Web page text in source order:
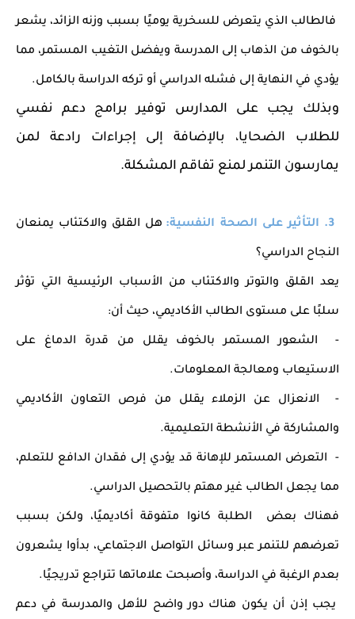
فالطالب الذي يتعرض للسخرية يوميًا بسبب وزنه الزائد، يشعر
بالخوف من الذهاب إلى المدرسة ويفضل التغيب المستمر، مما
يؤدي في النهاية إلى فشله الدراسي أو تركه الدراسة بالكامل.
وبذلك يجب على المدارس توفير برامج دعم نفسي
للطلاب الضحايا، بالإضافة إلى إجراءات رادعة لمن
يمارسون التنمر لمنع تفاقم المشكلة.
3. التأثير على الصحة النفسية: هل القلق والاكتئاب يمنعان
النجاح الدراسي؟
يعد القلق والتوتر والاكتئاب من الأسباب الرئيسية التي تؤثر
سلبًا على مستوى الطالب الأكاديمي، حيث أن:
- الشعور المستمر بالخوف يقلل من قدرة الدماغ على
الاستيعاب ومعالجة المعلومات.
- الانعزال عن الزملاء يقلل من فرص التعاون الأكاديمي
والمشاركة في الأنشطة التعليمية.
- التعرض المستمر للإهانة قد يؤدي إلى فقدان الدافع للتعلم،
مما يجعل الطالب غير مهتم بالتحصيل الدراسي.
فهناك بعض الطلبة كانوا متفوقة أكاديميًا، ولكن بسبب
تعرضهم للتنمر عبر وسائل التواصل الاجتماعي، بدأوا يشعرون
بعدم الرغبة في الدراسة، وأصبحت علاماتها تتراجع تدريجيًا.
يجب إذن أن يكون هناك دور واضح للأهل والمدرسة في دعم